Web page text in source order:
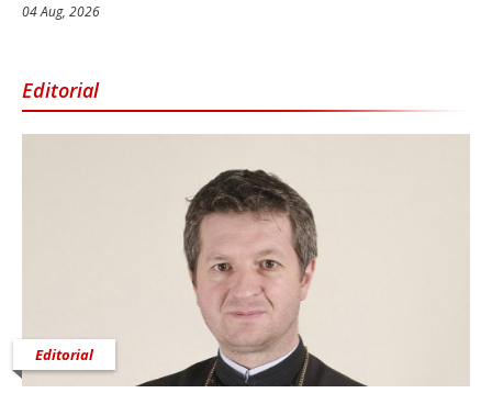
04 Aug, 2026
Editorial
Editorial